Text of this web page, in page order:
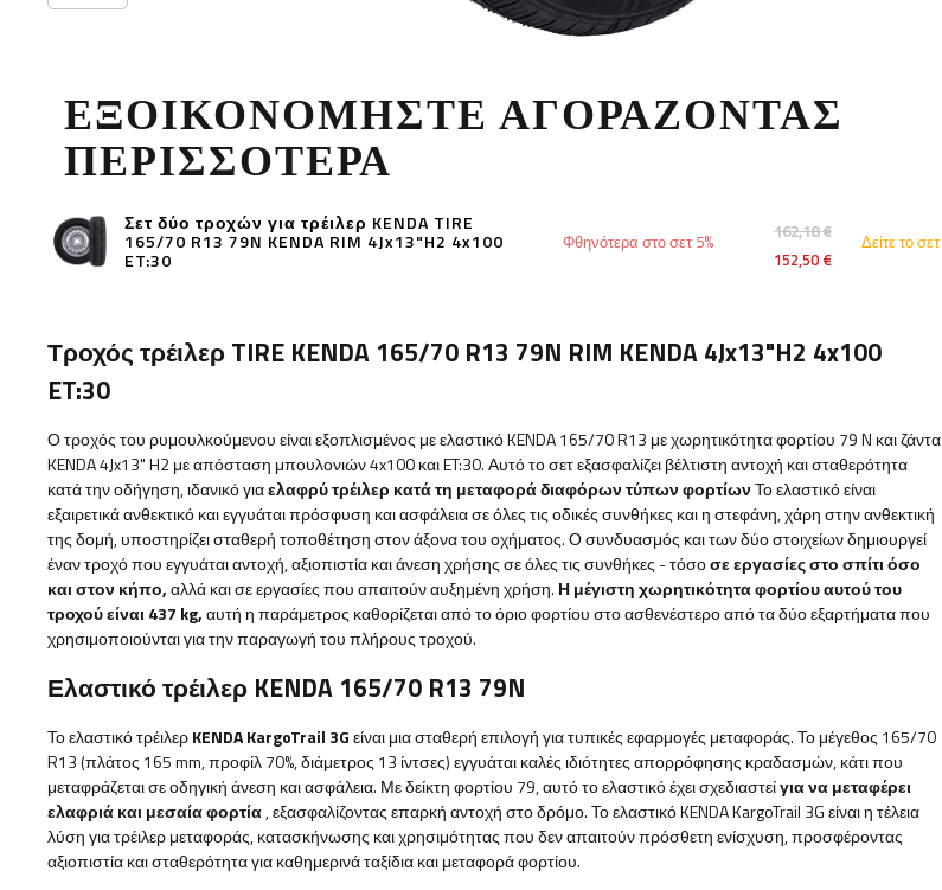
ΕΞΟΙΚΟΝΟΜΉΣΤΕ ΑΓΟΡΆΖΟΝΤΑΣ
ΠΕΡΙΣΣΌΤΕΡΑ
Σετ δύο τροχών για τρέιλερ KENDA TIRE
165/70 R13 79N KENDA RIM 4Jx13"H2 4x100
ET:30
162,18 €
152,50 €
Φθηνότερα στο σετ 5% Δείτε το σετ
Τροχός τρέιλερ TIRE KENDA 165/70 R13 79N RIM KENDA 4Jx13"H2 4x100
ET:30
Ο τροχός του ρυμουλκούμενου είναι εξοπλισμένος με ελαστικό KENDA 165/70 R13 με χωρητικότητα φορτίου 79 N και ζάντα
KENDA 4Jx13" H2 με απόσταση μπουλονιών 4x100 και ET:30. Αυτό το σετ εξασφαλίζει βέλτιστη αντοχή και σταθερότητα
κατά την οδήγηση, ιδανικό γιαελαφρύ τρέιλερ κατά τη μεταφορά διαφόρων τύπων φορτίωνΤο ελαστικό είναι
εξαιρετικάανθεκτικό και εγγυάταιπρόσφυση και ασφάλειασε όλες τις οδικές συνθήκες και η στεφάνη, χάρη στην ανθεκτική
της δομή, υποστηρίζει σταθερή τοποθέτηση στον άξονα του οχήματος. Ο συνδυασμός και των δύο στοιχείων δημιουργεί
έναν τροχό που εγγυάται αντοχή, αξιοπιστία και άνεση χρήσης σε όλες τις συνθήκες - τόσοσε εργασίες στο σπίτι όσο
και στον κήπο,αλλά και σε εργασίες που απαιτούν αυξημένη χρήση. Η μέγιστη χωρητικότητα φορτίου αυτού του
τροχού είναι437 kg,αυτή η παράμετρος καθορίζεται από το όριο φορτίου στο ασθενέστερο από τα δύο εξαρτήματα που
χρησιμοποιούνται για την παραγωγή του πλήρους τροχού.
Ελαστικό τρέιλερ KENDA 165/70 R13 79N
Το ελαστικό τρέιλερKENDA KargoTrail 3Gείναι μια σταθερή επιλογή για τυπικές εφαρμογές μεταφοράς. Το μέγεθος 165/70
R13 (πλάτος 165 mm, προφίλ 70%, διάμετρος 13 ίντσες) εγγυάται καλές ιδιότητες απορρόφησης κραδασμών, κάτι που
μεταφράζεται σε οδηγική άνεση και ασφάλεια. Με δείκτη φορτίου 79, αυτό το ελαστικό έχει σχεδιαστείγια να μεταφέρει
ελαφριά και μεσαία φορτία, εξασφαλίζοντας επαρκή αντοχή στο δρόμο. Το ελαστικό KENDA KargoTrail 3G είναι η τέλεια
λύση για τρέιλερ μεταφοράς, κατασκήνωσης και χρησιμότητας που δεν απαιτούν πρόσθετη ενίσχυση, προσφέροντας
αξιοπιστία και σταθερότητα για καθημερινά ταξίδια και μεταφορά φορτίου.